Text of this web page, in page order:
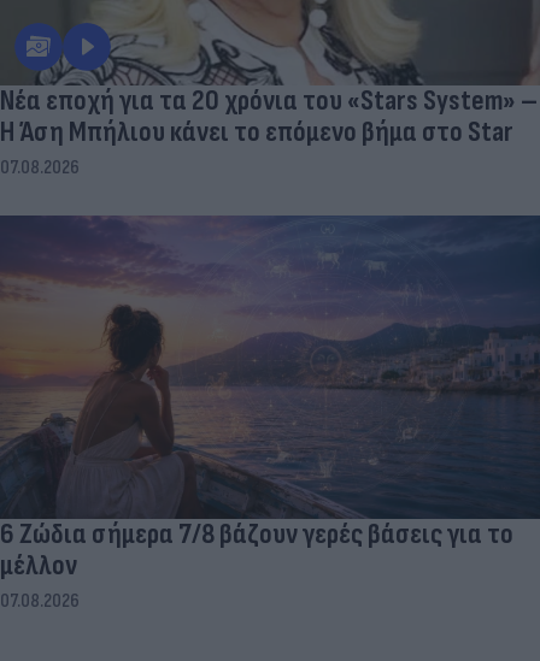
Νέα εποχή για τα 20 χρόνια του «Stars System» –
Η Άση Μπήλιου κάνει το επόμενο βήμα στο Star
07.08.2026
6 Ζώδια σήμερα 7/8 βάζουν γερές βάσεις για το
μέλλον
07.08.2026